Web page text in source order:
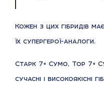
Кожен з цих гібридів
їх супергерої-аналоги.
Старк 7+ Сумо, Тор 7+
сучасні і високоякісні